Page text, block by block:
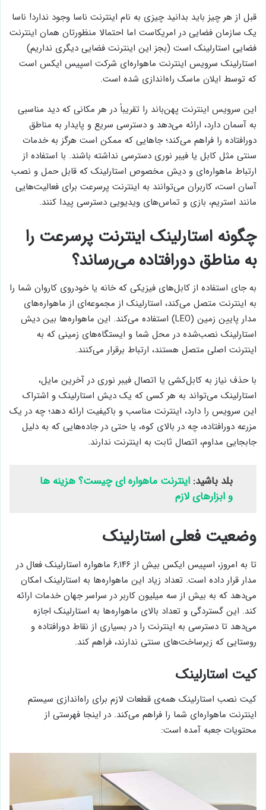
قبل از هر چیز باید بدانید چیزی به نام اینترنت ناسا وجود ندارد! ناسا
یک سازمان فضایی در امریکاست اما احتمالا منظورتان همان اینترنت
فضایی استارلینک است (بجز این اینترنت فضایی دیگری نداریم)
استارلینک سرویس اینترنت ماهواره‌ای شرکت اسپیس ایکس است
که توسط ایلان ماسک راه‌اندازی شده است.
این سرویس اینترنت پهن‌باند را تقریباً در هر مکانی که دید مناسبی
به آسمان دارد، ارائه می‌دهد و دسترسی سریع و پایدار به مناطق
دورافتاده را فراهم می‌کند؛ جاهایی که ممکن است هرگز به خدمات
سنتی مثل کابل یا فیبر نوری دسترسی نداشته باشند. با استفاده از
ارتباط ماهواره‌ای و دیش مخصوص استارلینک که قابل حمل و نصب
آسان است، کاربران می‌توانند به اینترنت پرسرعت برای فعالیت‌هایی
مانند استریم، بازی و تماس‌های ویدیویی دسترسی پیدا کنند.
چگونه استارلینک اینترنت پرسرعت را
به مناطق دورافتاده می‌رساند؟
به جای استفاده از کابل‌های فیزیکی که خانه یا خودروی کاروان شما را
به اینترنت متصل می‌کند، استارلینک از مجموعه‌ای از ماهواره‌های
مدار پایین زمین (LEO) استفاده می‌کند. این ماهواره‌ها بین دیش
استارلینک نصب‌شده در محل شما و ایستگاه‌های زمینی که به
اینترنت اصلی متصل هستند، ارتباط برقرار می‌کنند.
با حذف نیاز به کابل‌کشی یا اتصال فیبر نوری در آخرین مایل،
استارلینک می‌تواند به هر کسی که یک دیش استارلینک و اشتراک
این سرویس را دارد، اینترنت مناسب و باکیفیت ارائه دهد؛ چه در یک
مزرعه دورافتاده، چه در بالای کوه، یا حتی در جاده‌هایی که به دلیل
جابجایی مداوم، اتصال ثابت به اینترنت ندارند.
بلد باشید: اینترنت ماهواره ای چیست؟ هزینه ها
و ابزارهای لازم
وضعیت فعلی استارلینک
تا به امروز، اسپیس ایکس بیش از ۶,۱۴۶ ماهواره استارلینک فعال در
مدار قرار داده است. تعداد زیاد این ماهواره‌ها به استارلینک امکان
می‌دهد که به بیش از سه میلیون کاربر در سراسر جهان خدمات ارائه
کند. این گستردگی و تعداد بالای ماهواره‌ها به استارلینک اجازه
می‌دهد تا دسترسی به اینترنت را در بسیاری از نقاط دورافتاده و
روستایی که زیرساخت‌های سنتی ندارند، فراهم کند.
کیت استارلینک
کیت نصب استارلینک همه‌ی قطعات لازم برای راه‌اندازی سیستم
اینترنت ماهواره‌ای شما را فراهم می‌کند. در اینجا فهرستی از
محتویات جعبه آمده است: